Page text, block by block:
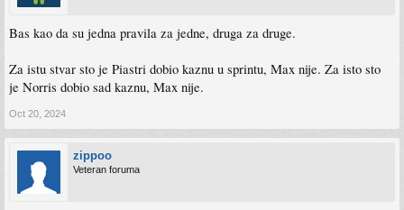
Bas kao da su jedna pravila za jedne, druga za druge.
Za istu stvar sto je Piastri dobio kaznu u sprintu, Max nije. Za isto sto
je Norris dobio sad kaznu, Max nije.
Oct 20, 2024
zippoo
Veteran foruma